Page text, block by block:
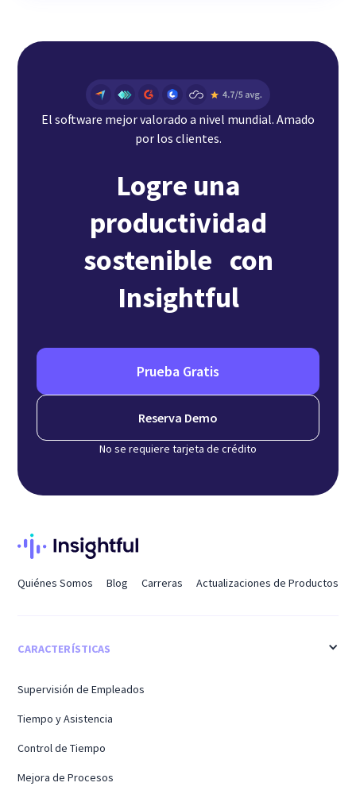
El software mejor valorado a nivel mundial. Amado
por los clientes.
Logre una
productividad
sostenible con
Insightful
Prueba Gratis
Reserva Demo
No se requiere tarjeta de crédito
Quiénes Somos Blog Carreras Actualizaciones de Productos
CARACTERÍSTICAS
Supervisión de Empleados
Tiempo y Asistencia
Control de Tiempo
Mejora de Procesos